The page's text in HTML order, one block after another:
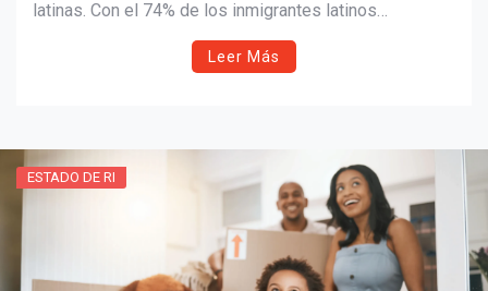
¡Suscríbete y Vive la
latinas. Con el 74% de los inmigrantes latinos
preocupados por no poder cubrir sus gastos de
vivienda, este artículo ofrece estrategias prácticas para
Leer Más
ESTADO DE RI